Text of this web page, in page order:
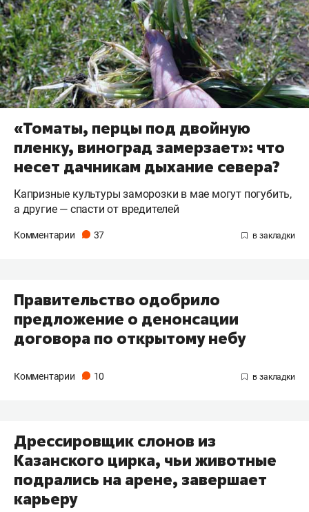
«Томаты, перцы под двойную
пленку, виноград замерзает»: что
несет дачникам дыхание севера?
Капризные культуры заморозки в мае могут погубить,
а другие — спасти от вредителей
Комментарии 37
Правительство одобрило
предложение о денонсации
договора по открытому небу
Комментарии 10
Дрессировщик слонов из
Казанского цирка, чьи животные
подрались на арене, завершает
карьеру